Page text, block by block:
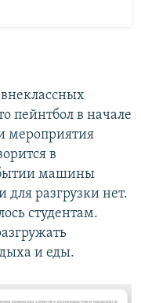
пейнтбол в начале
мероприятия
в
машины
для разгрузки нет.
студентам.
и еды.